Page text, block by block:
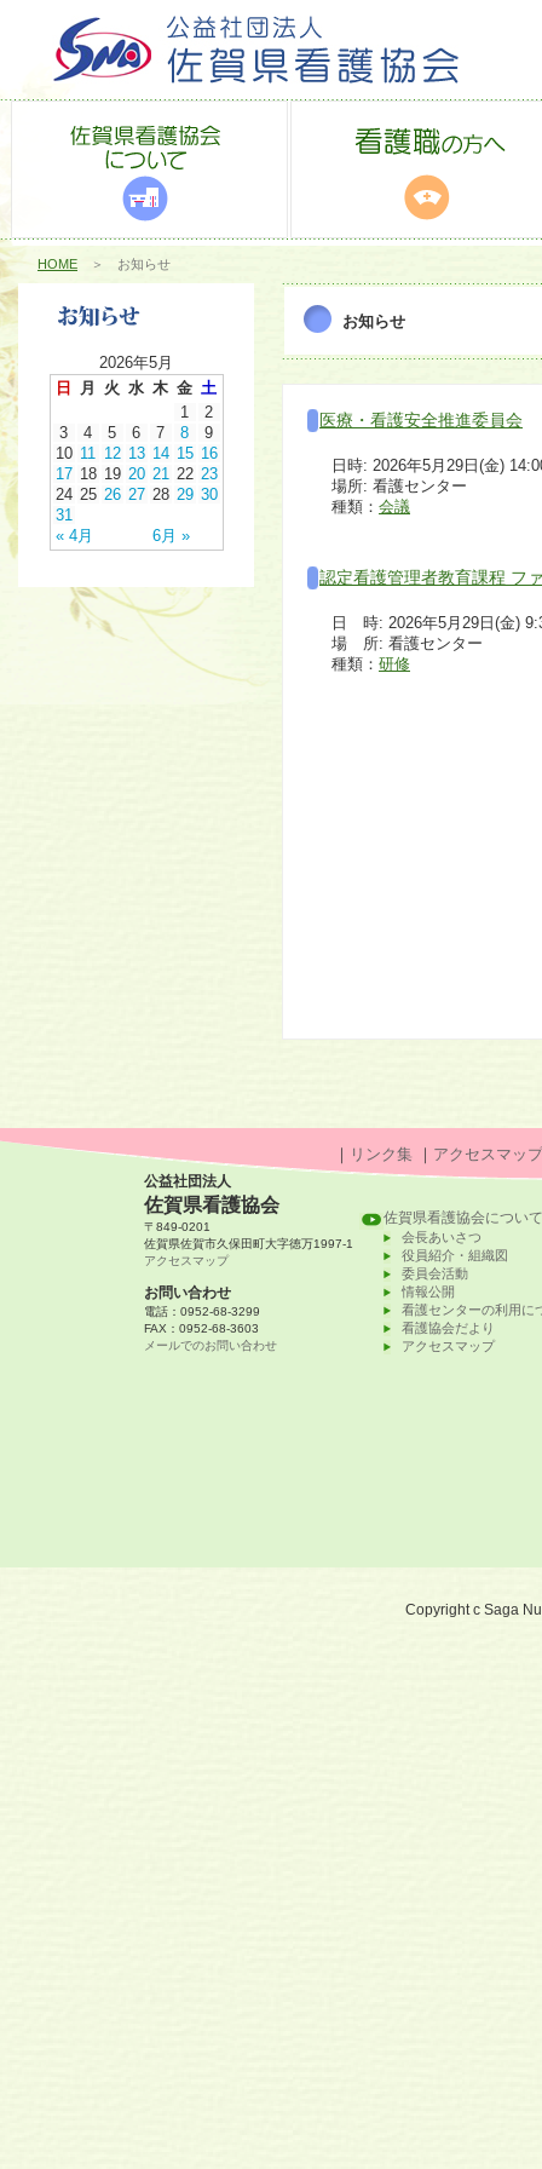
HOME ＞ お知らせ
2026年5月
日
月 火 水 木 金 土
« 4月 6月 »
1
2
3
4 5 6 7 8
9
10 11 12 13 14 15 16
17 18 19 20 21 22 23
24 25 26 27 28 29 30
31
お知らせ
医療・看護安全推進委員会
日時: 2026年5月29日(金)
場所: 看護センター
種類： 会議
認定看護管理者教育課程 フ
日 時: 2026年5月29日(金)
場 所: 看護センター
種類： 研修
｜ リンク集 ｜ アクセスマップ
公益社団法人
佐賀県看護協会
〒849-0201
佐賀県佐賀市久保田町大字徳万1997-1
アクセスマップ
お問い合わせ
電話：0952-68-3299
FAX：0952-68-3603
メールでのお問い合わせ
佐賀県看護協会について
会長あいさつ
役員紹介・組織図
委員会活動
情報公開
看護センターの利用に
看護協会だより
アクセスマップ
Copyright c Saga